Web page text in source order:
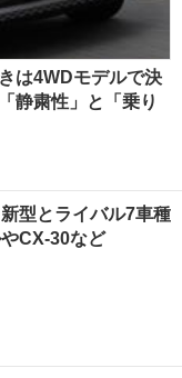
は4WDモデルで決
静粛性」と「乗り
型とライバル7車種
CX-30など